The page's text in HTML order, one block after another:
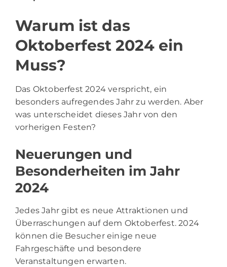
Warum ist das
Oktoberfest 2024 ein
Muss?
Das Oktoberfest 2024 verspricht, ein
besonders aufregendes Jahr zu werden. Aber
was unterscheidet dieses Jahr von den
vorherigen Festen?
Neuerungen und
Besonderheiten im Jahr
2024
Jedes Jahr gibt es neue Attraktionen und
Überraschungen auf dem Oktoberfest. 2024
können die Besucher einige neue
Fahrgeschäfte und besondere
Veranstaltungen erwarten.